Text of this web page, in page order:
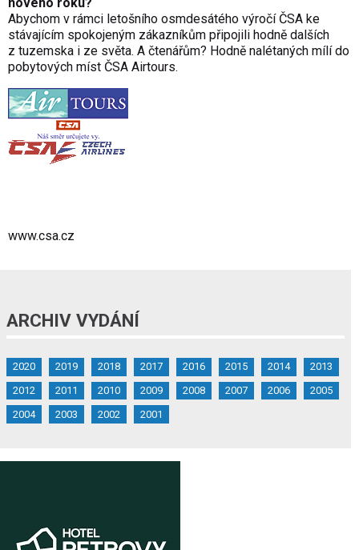
Abychom v rámci letošního osmdesátého výročí ČSA ke
stávajícím spokojeným zákazníkům připojili hodně dalších
z tuzemska i ze světa. A čtenářům? Hodně nalétaných mílí do
pobytových míst ČSA Airtours.
www.csa.cz
ARCHIV VYDÁNÍ
2020 2019 2018 2017 2016 2015 2014
2013
2012
2011 2010 2009 2008 2007 2006
2005
2004
2003 2002 2001